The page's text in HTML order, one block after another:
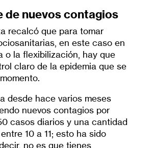
de nuevoscontagios
recalcó que para tomar
en este caso en
o la flexibilización, hay que
claro de la epidemia que se
desde hace varios meses
nuevos contagios por
casos diarios y una cantidad
10 a 11; esto ha sido
no es que tienes